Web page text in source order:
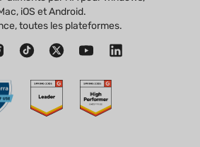
iOS et Android.
toutes les plateformes.